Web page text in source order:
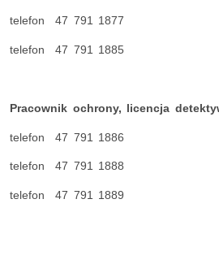
telefon 47 791 1877
telefon 47 791 1885
Pracownik ochrony, licencja
telefon 47 791 1886
telefon 47 791 1888
telefon 47 791 1889